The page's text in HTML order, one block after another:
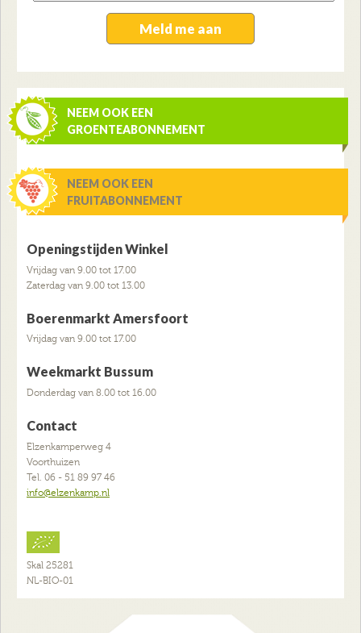
NEEM OOK EEN
GROENTEABONNEMENT
NEEM OOK EEN
FRUITABONNEMENT
Openingstijden Winkel
Vrijdag van 9.00 tot 17.00
Zaterdag van 9.00 tot 13.00
Boerenmarkt Amersfoort
Vrijdag van 9.00 tot 17.00
Weekmarkt Bussum
Donderdag van 8.00 tot 16.00
Contact
Elzenkamperweg 4
Voorthuizen
Tel. 06 - 51 89 97 46
info@elzenkamp.nl
Skal 25281
NL-BIO-01